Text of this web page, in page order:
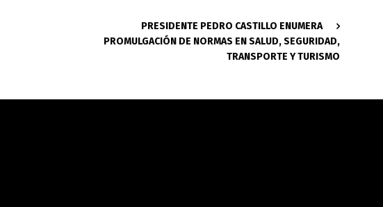
PRESIDENTE PEDRO CASTILLO ENUMERA
PROMULGACIÓN DE NORMAS EN SALUD, SEGURIDAD,
TRANSPORTE Y TURISMO